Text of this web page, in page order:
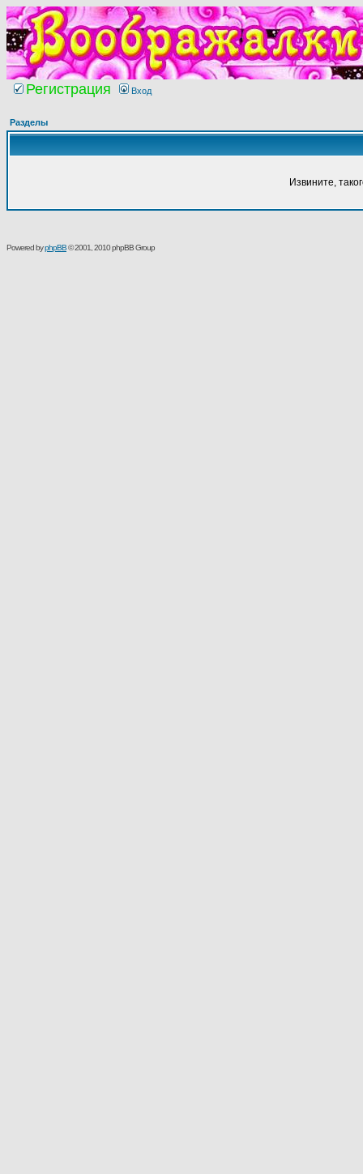
Регистрация Вход
Разделы
Извините,
Powered byphpBB© 2001, 2010 phpBB Group